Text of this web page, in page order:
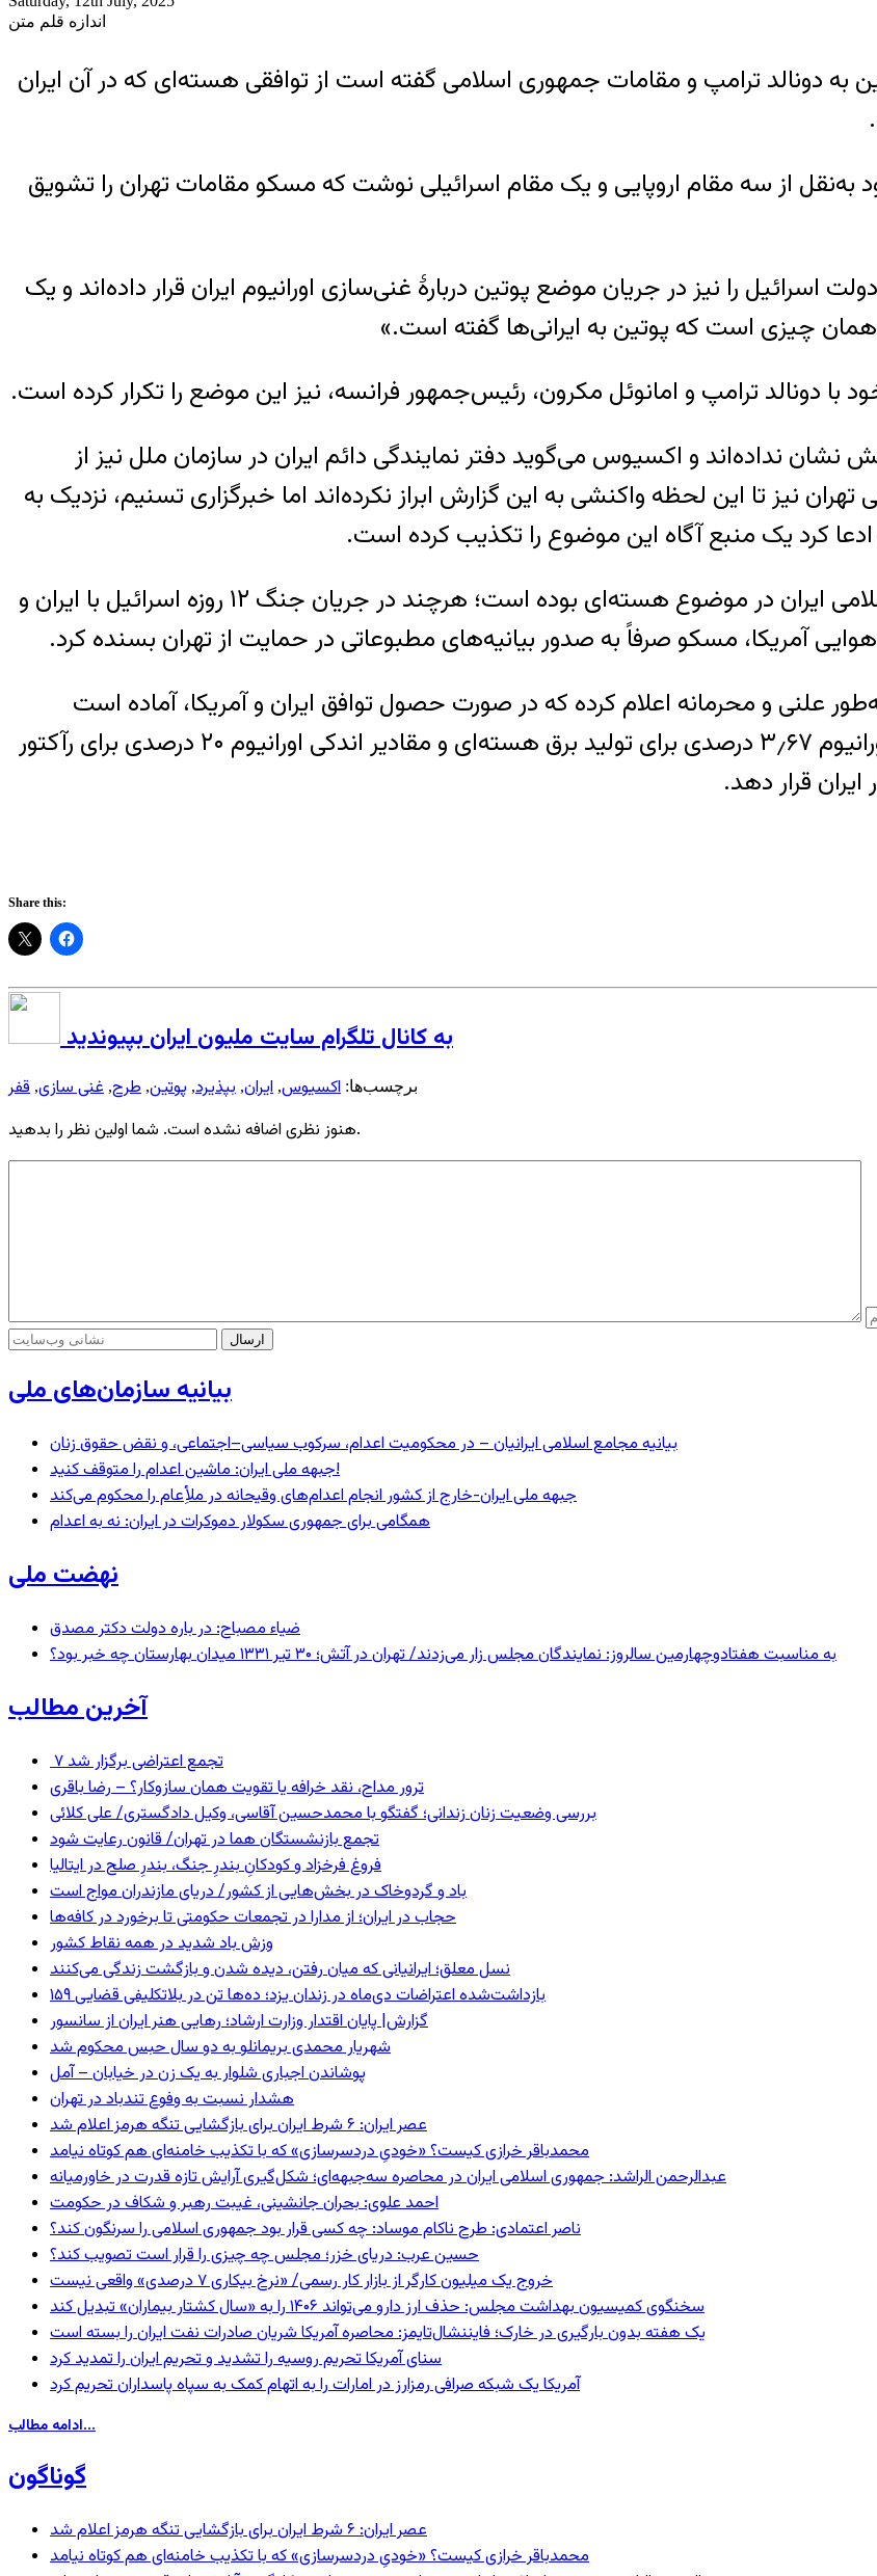
اندازه قلم متن
به دونالد ترامپ و مقامات جمهوری اسلامی گفته است از توافقی هسته‌ای که در آن ایران
۲۱ تیرماه در گزارش خود به‌نقل از سه مقام اروپایی و یک مقام اسرائیلی نوشت که مسکو مقامات تهران را تشویق
را نیز در جریان موضع پوتین دربارۀ غنی‌سازی اورانیوم ایران قرار داده‌اند و یک
چیزی است که پوتین به ایرانی‌ها گفته است.»
دونالد ترامپ و امانوئل مکرون، رئیس‌جمهور فرانسه، نیز این موضع را تکرار کرده است.
نشان نداده‌اند و اکسیوس می‌گوید دفتر نمایندگی دائم ایران در سازمان ملل نیز از
نیز تا این لحظه واکنشی به این گزارش ابراز نکرده‌اند اما خبرگزاری تسنیم، نزدیک به
کرد یک منبع آگاه این موضوع را تکذیب کرده است.
روسیه تاکنون اصلی‌ترین حامی دیپلماتیک جمهوری اسلامی ایران در موضوع هسته‌ای بوده است؛ هرچند در جریان جنگ ۱۲ روزه اسرائیل با ایران و
آمریکا، مسکو صرفاً به صدور بیانیه‌های مطبوعاتی در حمایت از تهران بسنده کرد.
علنی و محرمانه اعلام کرده که در صورت حصول توافق ایران و آمریکا، آماده است
اورانیوم غنی‌شدۀ ایران را از کشور خارج کند و سپس اورانیوم ۳٫۶۷ درصدی برای تولید برق هسته‌ای و مقادیر اندکی اورانیوم ۲۰ درصدی برای رآکتور
قرار دهد.
Share this:
به کانال تلگرام سایت ملیون ایران بپیوندید
برچسب‌ها: اکسیوس, ایران, بپذیرد, پوتین, طرح, غنی سازی, قفر
هنوز نظری اضافه نشده است. شما اولین نظر را بدهید.
بیانیه سازمان‌های ملی
بیانیه مجامع اسلامی ایرانیان – در محکومیت اعدام، سرکوب سیاسی–اجتماعی، و نقض حقوق زنان
جبهه ملی ایران: ماشین اعدام را متوقف کنید!
جبهه ملی ایران-خارج از کشور انجام اعدام‌های وقیحانه در ملأِعام را محکوم می‌کند
همگامی برای جمهوری سکولار دموکرات در ایران: نه به اعدام
نهضت ملی
ضیاء مصباح: در باره دولت دکتر مصدق
به مناسبت هفتادوچهارمین سالروز: نمایندگان مجلس زار می‌زدند/ تهران در آتش؛ ۳۰ تیر ۱۳۳۱ میدان بهارستان چه خبر بود؟
آخرین مطالب
۷ تجمع اعتراضی برگزار شد
ترور مداح، نقد خرافه یا تقویت همان سازوکار؟ – رضا باقری
بررسی وضعیت زنان زندانی؛ گفتگو با محمدحسین آقاسی، وکیل دادگستری/ علی کلائی
تجمع بازنشستگان هما در تهران/ قانون رعایت شود
فروغ فرخزاد و کودکانِ بندرِ جنگ، بندرِ صلح در ایتالیا
باد و گردوخاک در بخش‌هایی از کشور/ دریای مازندران مواج است
حجاب در ایران؛ از مدارا در تجمعات حکومتی تا برخورد در کافه‌ها
وزش باد شدید در همه نقاط کشور
نسل معلق؛ ایرانیانی که میان رفتن، دیده شدن و بازگشت زندگی می‌کنند
۱۵۹ بازداشت‌شده اعتراضات دی‌ماه در زندان یزد؛ ده‌ها تن در بلاتکلیفی قضایی
گزارش| پایان اقتدار وزارت ارشاد؛ رهایی هنر ایران از سانسور
شهریار محمدی بریمانلو به دو سال حبس محکوم شد
پوشاندن اجباری شلوار به یک زن در خیابان – آمل
هشدار نسبت به وفوع تندباد در تهران
عصر ایران: ۶ شرط ایران برای بازگشایی تنگه هرمز اعلام شد
محمدباقر خرازی کیست؟ «خودیِ دردسرسازی» که با تکذیب خامنه‌ای هم کوتاه نیامد
عبدالرحمن الراشد: جمهوری اسلامی ایران در محاصره سه‌جبهه‌ای؛ شکل‌گیری آرایش تازه قدرت در خاورمیانه
احمد علوی: بحران جانشینی، غیبت رهبر و شکاف در حکومت
ناصر اعتمادی: طرح ناکام موساد: چه کسی قرار بود جمهوری اسلامی را سرنگون کند؟
حسین عرب: دریای خزر؛ مجلس چه چیزی را قرار است تصویب کند؟
خروج یک میلیون کارگر از بازار کار رسمی/ «نرخ بیکاری ۷ درصدی» واقعی نیست
سخنگوی کمیسیون بهداشت مجلس: حذف ارز دارو می‌تواند ۱۴۰۶ را به «سال کشتار بیماران» تبدیل کند
یک هفته بدون بارگیری در خارک؛ فایننشال‌تایمز: محاصره آمریکا شریان صادرات نفت ایران را بسته است
سنای آمریکا تحریم روسیه را تشدید و تحریم ایران را تمدید کرد
آمریکا یک شبکه صرافی رمزارز در امارات را به اتهام کمک به سپاه پاسداران تحریم کرد
ادامه مطالب...
گوناگون
عصر ایران: ۶ شرط ایران برای بازگشایی تنگه هرمز اعلام شد
محمدباقر خرازی کیست؟ «خودیِ دردسرسازی» که با تکذیب خامنه‌ای هم کوتاه نیامد